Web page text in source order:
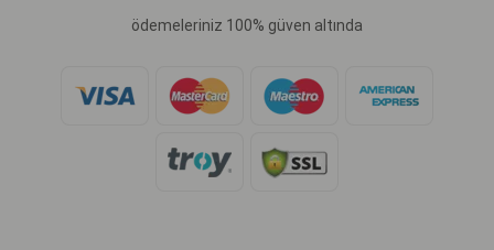
ödemeleriniz 100% güven altında